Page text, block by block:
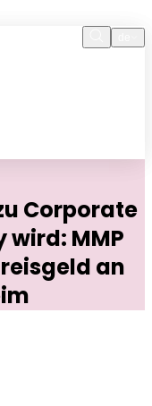
DE
Corporate
wird: MMP
an